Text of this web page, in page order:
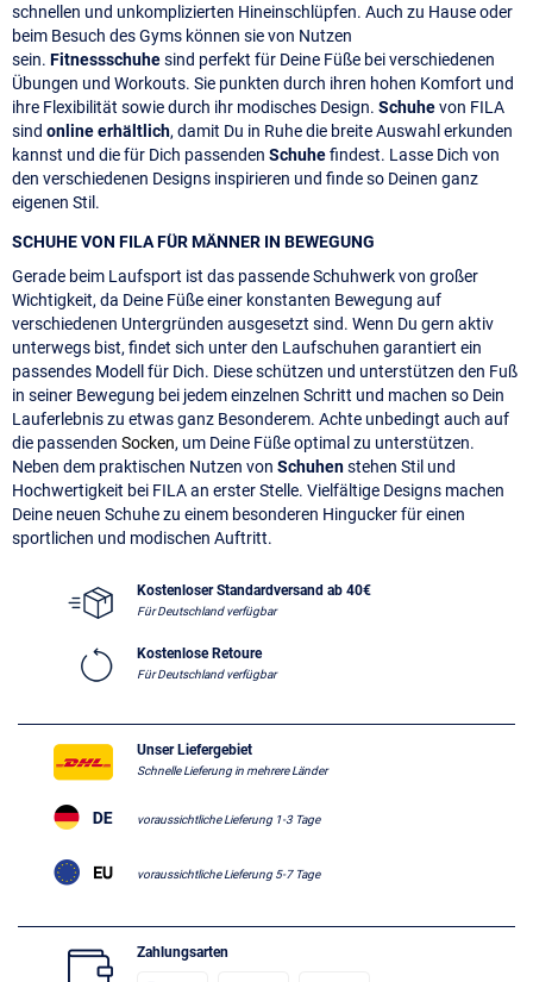
schnellen und unkomplizierten Hineinschlüpfen. Auch zu Hause oder
beim Besuch des Gyms können sie von Nutzen
sein. Fitnessschuhesind perfekt für Deine Füße bei verschiedenen
Übungen und Workouts. Sie punkten durch ihren hohen Komfort und
ihre Flexibilität sowie durch ihr modisches Design. Schuhevon FILA
sind online erhältlich, damit Du in Ruhe die breite Auswahl erkunden
kannst und die für Dich passenden Schuhefindest. Lasse Dich von
den verschiedenen Designs inspirieren und finde so Deinen ganz
eigenen Stil.
SCHUHE VON FILA FÜR MÄNNER IN BEWEGUNG
Gerade beim Laufsport ist das passende Schuhwerk von großer
Wichtigkeit, da Deine Füße einer konstanten Bewegung auf
verschiedenen Untergründen ausgesetzt sind. Wenn Du gern aktiv
unterwegs bist, findet sich unter den Laufschuhen garantiert ein
passendes Modell für Dich. Diese schützen und unterstützen den Fuß
in seiner Bewegung bei jedem einzelnen Schritt und machen so Dein
Lauferlebnis zu etwas ganz Besonderem. Achte unbedingt auch auf
die passenden Socken, um Deine Füße optimal zu unterstützen.
Neben dem praktischen Nutzen von Schuhenstehen Stil und
Hochwertigkeit bei FILA an erster Stelle. Vielfältige Designs machen
Deine neuen Schuhe zu einem besonderen Hingucker für einen
sportlichen und modischen Auftritt.
Kostenloser Standardversand ab 40€
Für Deutschland verfügbar
Kostenlose Retoure
Für Deutschland verfügbar
Unser Liefergebiet
Schnelle Lieferung in mehrere Länder
voraussichtliche Lieferung 1-3 Tage
voraussichtliche Lieferung 5-7 Tage
Zahlungsarten